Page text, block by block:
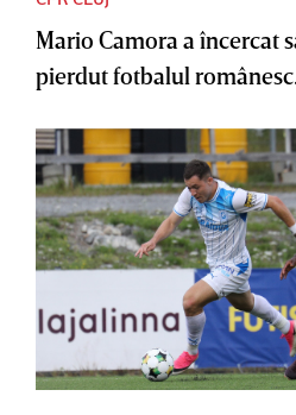
Mario Camora a încercat
pierdut fotbalul